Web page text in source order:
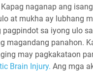
Kapag naganap ang
at mukha ay lubhang
pagpindot sa iyong ulo
magandang panahon.
may pagkakataon
Brain Injury. Ang mga